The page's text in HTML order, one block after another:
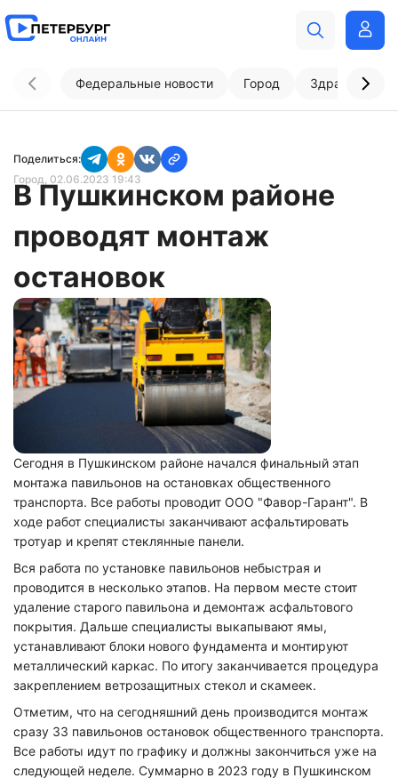
Федеральные новости Город
Поделиться:
Город, 02.06.2023 19:43
В Пушкинском районе
проводят монтаж
остановок
Сегодня в Пушкинском районе начался финальный этап
монтажа павильонов на остановках общественного
транспорта. Все работы проводит ООО "Фавор-Гарант". В
ходе работ специалисты заканчивают асфальтировать
тротуар и крепят стеклянные панели.
Вся работа по установке павильонов небыстрая и
проводится в несколько этапов. На первом месте стоит
удаление старого павильона и демонтаж асфальтового
покрытия. Дальше специалисты выкапывают ямы,
устанавливают блоки нового фундамента и монтируют
металлический каркас. По итогу заканчивается процедура
закреплением ветрозащитных стекол и скамеек.
Отметим, что на сегодняшний день производится монтаж
сразу 33 павильонов остановок общественного транспорта.
Все работы идут по графику и должны закончиться уже на
следующей неделе. Суммарно в 2023 году в Пушкинском